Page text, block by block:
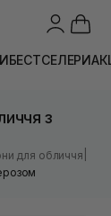
БЕСТСЕЛЕРИ
з
для обличчя